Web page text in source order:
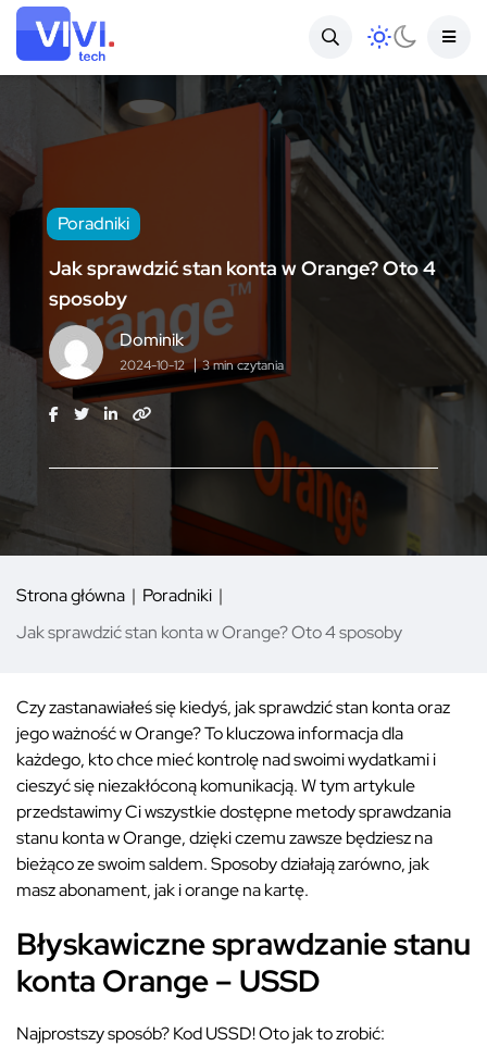
Poradniki
Jak sprawdzić stan konta w Orange? Oto 4
sposoby
Dominik
2024-10-12 3 min czytania
Strona główna
Poradniki
Jak sprawdzić stan konta w Orange? Oto 4 sposoby
Czy zastanawiałeś się kiedyś, jak sprawdzić stan konta oraz
jego ważność w Orange? To kluczowa informacja dla
każdego, kto chce mieć kontrolę nad swoimi wydatkami i
cieszyć się niezakłóconą komunikacją. W tym artykule
przedstawimy Ci wszystkie dostępne metody sprawdzania
stanu konta w Orange, dzięki czemu zawsze będziesz na
bieżąco ze swoim saldem. Sposoby działają zarówno, jak
masz abonament, jak i orange na kartę.
Błyskawiczne sprawdzanie stanu
konta Orange – USSD
Najprostszy sposób? Kod USSD! Oto jak to zrobić: